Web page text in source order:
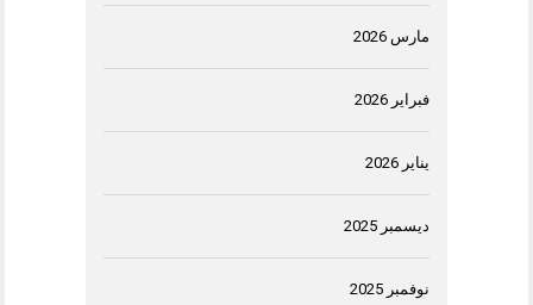
مارس 2026
فبراير 2026
يناير 2026
ديسمبر 2025
نوفمبر 2025